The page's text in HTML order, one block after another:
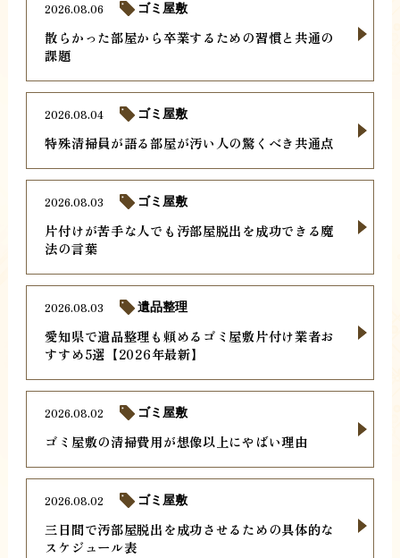
散らかった部屋から卒業するための習慣と共通の
課題
2026.08.06 ゴミ屋敷
特殊清掃員が語る部屋が汚い人の驚くべき共通点
2026.08.04 ゴミ屋敷
片付けが苦手な人でも汚部屋脱出を成功できる魔
法の言葉
2026.08.03 ゴミ屋敷
愛知県で遺品整理も頼めるゴミ屋敷片付け業者お
すすめ5選【2026年最新】
2026.08.03 遺品整理
ゴミ屋敷の清掃費用が想像以上にやばい理由
2026.08.02 ゴミ屋敷
三日間で汚部屋脱出を成功させるための具体的な
スケジュール表
2026.08.02 ゴミ屋敷